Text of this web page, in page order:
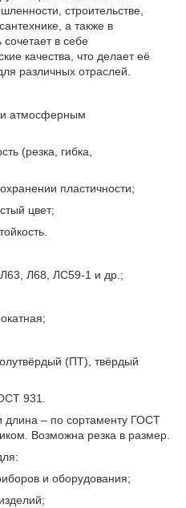
строительстве,
а также в
сочетает в себе
качества, что делает её
различных отраслей.
и атмосферным
(резка, гибка,
пластичности;
цвет;
Л68, ЛС59-1 и др.;
(ПТ), твёрдый
931.
– по сортаменту ГОСТ
Возможна резка в размер.
и оборудования;